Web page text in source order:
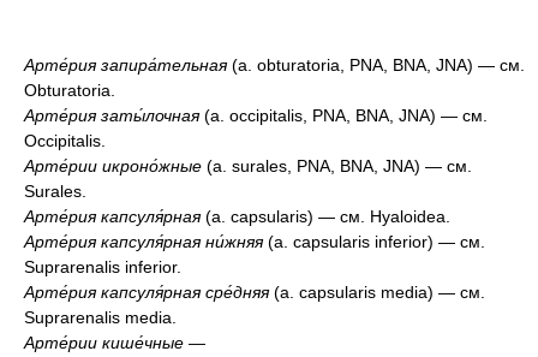
Арте́рия запира́тельная(a. obturatoria, PNA, BNA, JNA) — см.
Obturatoria.
Арте́рия заты́лочная(a. occipitalis, PNA, BNA, JNA) — см.
Occipitalis.
Арте́рии икроно́жные (a. surales, PNA, BNA, JNA) — см.
Surales.
Арте́рия капсуля́рная(a. capsularis) — см. Hyaloidea.
Арте́рия капсуля́рная ни́жняя(а. capsularis inferior) — см.
Suprarenalis inferior.
Арте́рия капсуля́рная сре́дняя(a. capsularis media) — см.
Suprarenalis media.
Арте́рии кише́чные —